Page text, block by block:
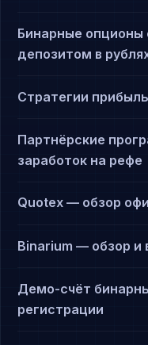
Бинарные
депозитом в
Стратегии
Партнёрские
заработок на рефе
Quotex — обзор
Binarium — обзор и
Демо-счёт
регистрации